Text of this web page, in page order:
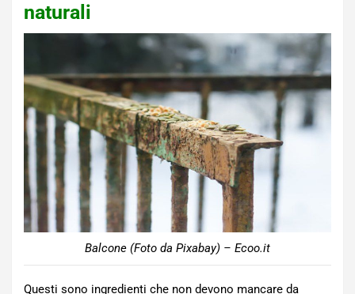
naturali
Balcone (Foto da Pixabay) – Ecoo.it
Questi sono ingredienti che non devono mancare da